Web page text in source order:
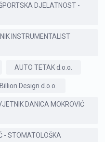
DJELATNOST -
INSTRUMENTALIST
AUTO TETAK d.o.o.
Billion Design d.o.o.
DANICA MOKROVIĆ
- STOMATOLOŠKA